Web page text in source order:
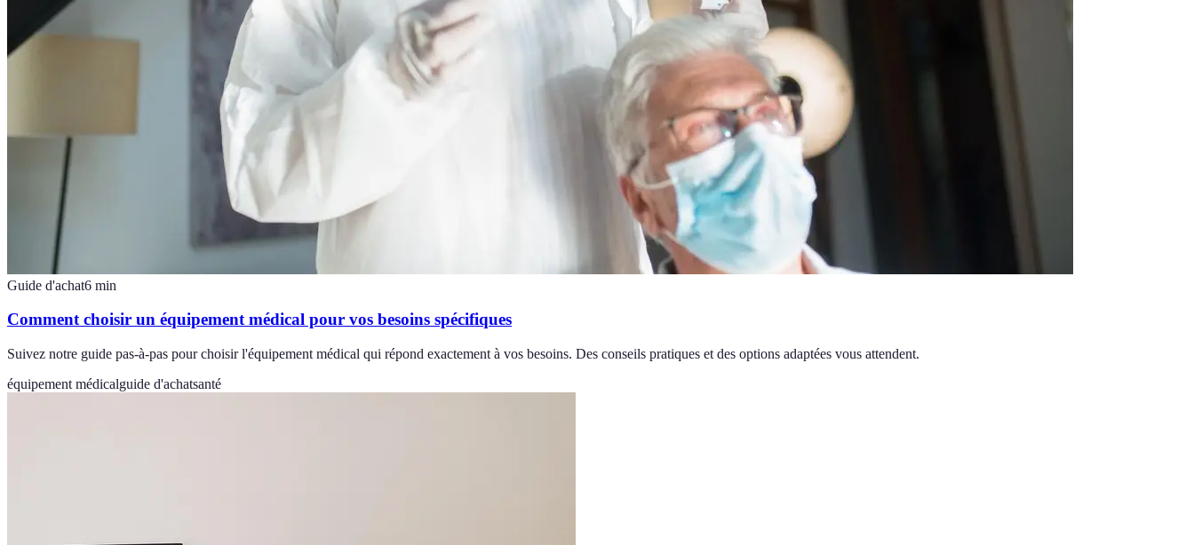
Guide d'achat6 min
Comment choisir un équipement médical pour vos besoins spécifiques
Suivez notre guide pas-à-pas pour choisir l'équipement médical qui répond exactement à vos besoins. Des conseils pratiques et des options adaptées vous attendent.
équipement médicalguide d'achatsanté